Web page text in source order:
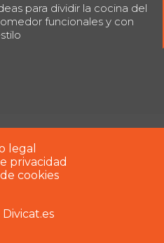
para dividir la cocina del
funcionales y con
legal
privacidad
cookies